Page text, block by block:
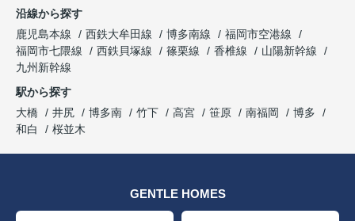
沿線から探す
鹿児島本線
西鉄大牟田線 博多南線
福岡市空港線
福岡市七隈線
西鉄貝塚線 篠栗線 香椎線
山陽新幹線
九州新幹線
駅から探す
大橋
井尻 博多南 竹下 高宮 笹原 南福岡
博多
和白
桜並木
GENTLE HOMES